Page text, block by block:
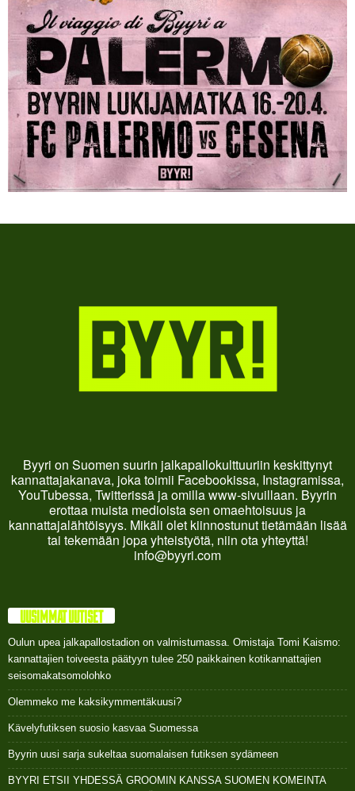
Byyri on Suomen suurin jalkapallokulttuuriin keskittynyt
kannattajakanava, joka toimii Facebookissa, Instagramissa,
YouTubessa, Twitterissä ja omilla www-sivuillaan. Byyrin
erottaa muista medioista sen omaehtoisuus ja
kannattajalähtöisyys. Mikäli olet kiinnostunut tietämään lisää
tai tekemään jopa yhteistyötä, niin ota yhteyttä!
info@byyri.com
UUSIMMAT UUTISET
Oulun upea jalkapallostadion on valmistumassa. Omistaja Tomi Kaismo:
kannattajien toiveesta päätyyn tulee 250 paikkainen kotikannattajien
seisomakatsomolohko
Olemmeko me kaksikymmentäkuusi?
Kävelyfutiksen suosio kasvaa Suomessa
Byyrin uusi sarja sukeltaa suomalaisen futiksen sydämeen
BYYRI ETSII YHDESSÄ GROOMIN KANSSA SUOMEN KOMEINTA